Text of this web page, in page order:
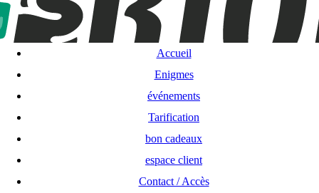
Accueil
Enigmes
Tarification
bon cadeaux
espace client
Contact / Accès
faq
Accueil
Enigmes
événements
Tarification
bon cadeaux
espace client
Contact / Accès